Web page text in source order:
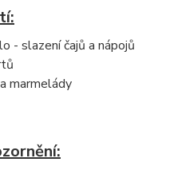
- slazení čajů a nápojů
marmelády